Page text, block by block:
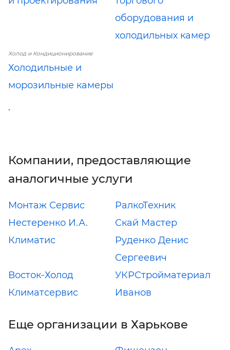
оборудования и
холодильных камер
Холод и Кондиционирование
Холодильные и
морозильные камеры
.
Компании, предоставляющие
аналогичные услуги
Монтаж Сервис
РалкоТехник
Нестеренко И.А.
Скай Мастер
Климатис
Руденко Денис
Сергеевич
Восток-Холод
УКРСтройматериал
Климатсервис
Иванов
Еще организации в Харькове